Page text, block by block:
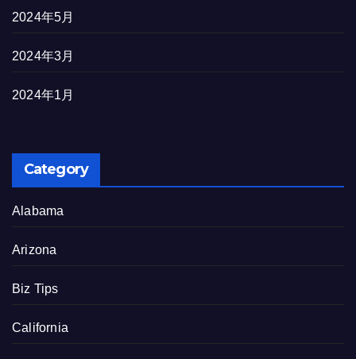
2024年5月
2024年3月
2024年1月
Category
Alabama
Arizona
Biz Tips
California